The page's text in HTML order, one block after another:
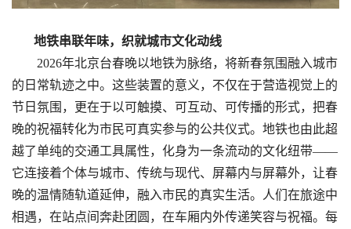
地铁串联年味，织就城市文化动线
2026年北京台春晚以地铁为脉络，将新春氛围融入城市
的日常轨迹之中。这些装置的意义，不仅在于营造视觉上的
节日氛围，更在于以可触摸、可互动、可传播的形式，把春
晚的祝福转化为市民可真实参与的公共仪式。地铁也由此超
越了单纯的交通工具属性，化身为一条流动的文化纽带——
它连接着个体与城市、传统与现代、屏幕内与屏幕外，让春
晚的温情随轨道延伸，融入市民的真实生活。人们在旅途中
相遇，在站点间奔赴团圆，在车厢内外传递笑容与祝福。每